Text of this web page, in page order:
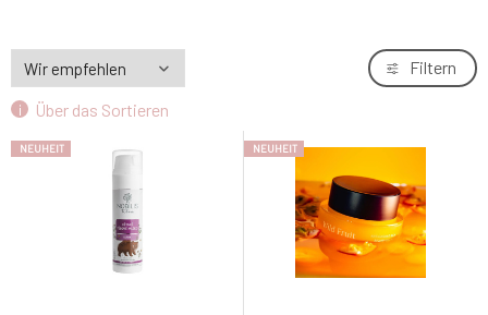
Natuint Cosmetics(3)
Nobilis Tilia(4)
Soaphoria(6)
Unicorn
Über das Sortieren
Filtern
NEUHEIT NEUHEIT